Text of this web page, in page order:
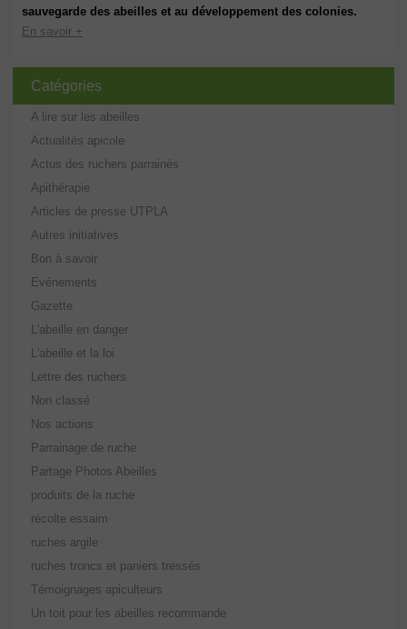
sauvegarde des abeilles et au développement des colonies.
En savoir +
Catégories
A lire sur les abeilles
Actualités apicole
Actus des ruchers parrainés
Apithérapie
Articles de presse UTPLA
Autres initiatives
Bon à savoir
Evénements
Gazette
L'abeille en danger
L'abeille et la loi
Lettre des ruchers
Non classé
Nos actions
Parrainage de ruche
Partage Photos Abeilles
produits de la ruche
récolte essaim
ruches argile
ruches troncs et paniers tressés
Témoignages apiculteurs
Un toit pour les abeilles recommande